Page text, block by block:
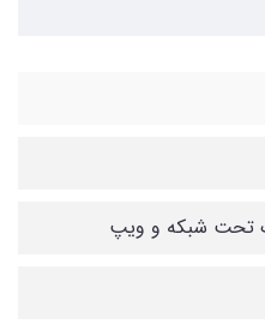
تحت شبکه و ویپ